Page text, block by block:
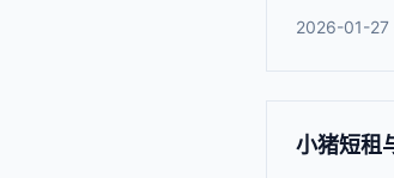
2026-01-27
小猪短租